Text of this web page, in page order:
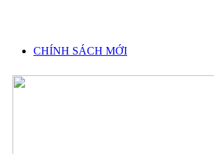
CHÍNH SÁCH MỚI